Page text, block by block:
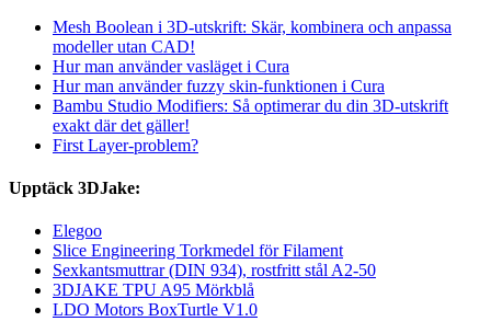
Mesh Boolean i 3D-utskrift: Skär, kombinera och anpassa
modeller utan CAD!
Hur man använder vasläget i Cura
Hur man använder fuzzy skin-funktionen i Cura
Bambu Studio Modifiers: Så optimerar du din 3D-utskrift
exakt där det gäller!
First Layer-problem?
Upptäck 3DJake:
Elegoo
Slice Engineering Torkmedel för Filament
Sexkantsmuttrar (DIN 934), rostfritt stål A2-50
3DJAKE TPU A95 Mörkblå
LDO Motors BoxTurtle V1.0